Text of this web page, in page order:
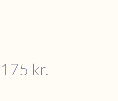
kr.